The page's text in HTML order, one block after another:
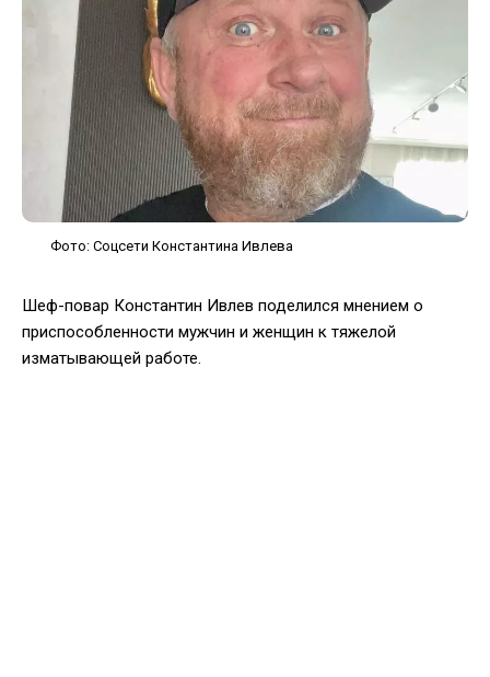
Фото: Соцсети Константина Ивлева
Шеф-повар Константин Ивлев поделился мнением о
приспособленности мужчин и женщин к тяжелой
изматывающей работе.